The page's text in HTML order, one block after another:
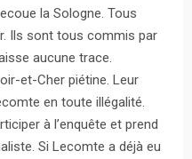
la Sologne. Tous
Ils sont tous commis par
aucune trace.
et-Cher piétine. Leur
en toute illégalité.
à l’enquête et prend
Si Lecomte a déjà eu